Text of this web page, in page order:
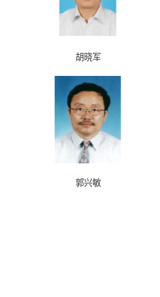
胡晓军
郭兴敏